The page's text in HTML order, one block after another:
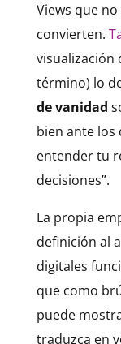
Views que
convierten.
visualización
término) lo
de vanidad
bien ante los
entender tu
decisiones”.
La propia
definición al
digitales
que como
puede
traduzca en